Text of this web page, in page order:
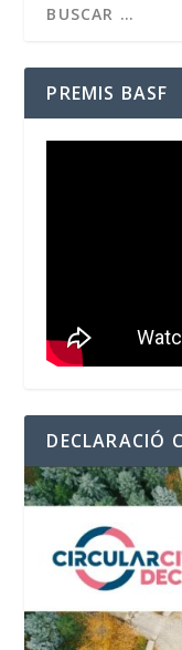
PREMIS BASF
DECLARACIÓ